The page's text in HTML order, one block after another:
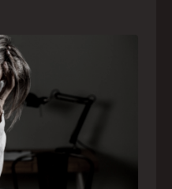
médica: saiba
casos
e episódios de
urgências
192